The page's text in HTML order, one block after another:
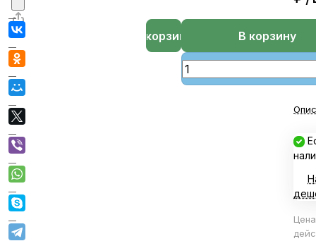
В корзину
В корзине
Цена